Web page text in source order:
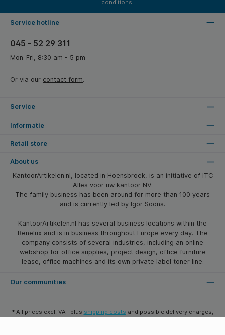
conditions.
Service hotline
045 - 52 29 311
Mon-Fri, 8:30 am - 5 pm
Or via our contact form.
Service
Informatie
Retail store
About us
KantoorArtikelen.nl, located in Hoensbroek, is an initiative of ITC
Alles voor uw kantoor NV.
The family business has been around for more than 100 years
and is currently led by Igor Soons.
KantoorArtikelen.nl has several business locations within the
Benelux and is in business throughout Europe every day. The
company consists of several industries, including an online
webshop for office supplies, project design, office furniture
lease, office machines and its own private label toner line.
Our communities
* All prices excl. VAT plus shipping costs and possible delivery charges,